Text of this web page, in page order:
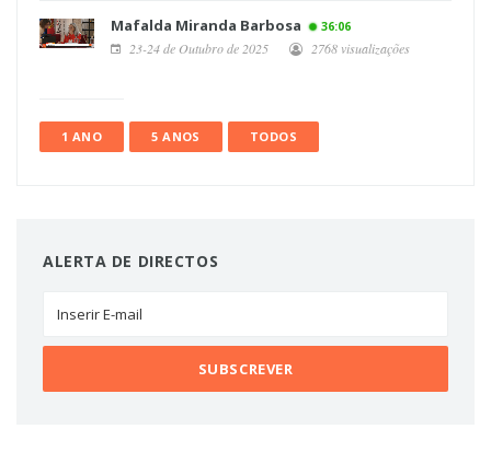
Mafalda Miranda Barbosa 36:06
23-24 de Outubro de 2025 2768 visualizações
1 ANO 5 ANOS TODOS
ALERTA DE DIRECTOS